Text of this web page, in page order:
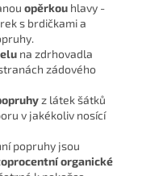
opěrkou hlavy -
s brdičkami a
na zdrhovadla
zádového
z látek šátků
v jakékoliv nosící
popruhy jsou
organické